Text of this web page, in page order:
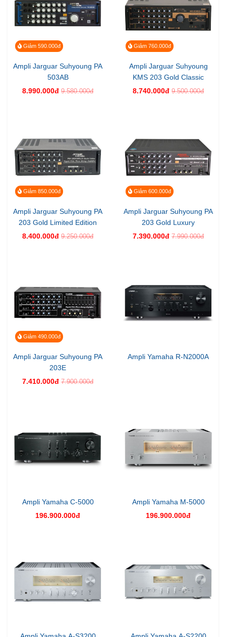
Giảm 590.000đ
Ampli Jarguar Suhyoung PA
503AB
8.990.000đ 9.580.000đ
Giảm 760.000đ
Ampli Jarguar Suhyoung
KMS 203 Gold Classic
8.740.000đ 9.500.000đ
Giảm 850.000đ
Ampli Jarguar Suhyoung PA
203 Gold Limited Edition
8.400.000đ 9.250.000đ
Giảm 600.000đ
Ampli Jarguar Suhyoung PA
203 Gold Luxury
7.390.000đ 7.990.000đ
Giảm 490.000đ
Ampli Jarguar Suhyoung PA
203E
7.410.000đ 7.900.000đ
Ampli Yamaha R-N2000A
Ampli Yamaha C-5000
196.900.000đ
Ampli Yamaha M-5000
196.900.000đ